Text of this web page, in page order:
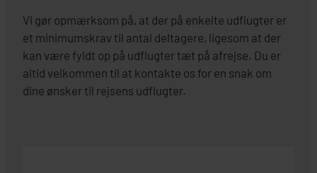
Vi gør opmærksom på, at der på enkelte udflugter er
et minimumskrav til antal deltagere, ligesom at der
kan være fyldt op på udflugter tæt på afrejse. Du er
altid velkommen til at kontakte os for en snak om
dine ønsker til rejsens udflugter.